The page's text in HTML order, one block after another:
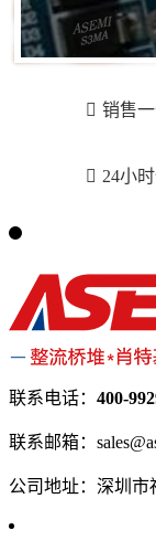
销售一
24小
联系电话： 400-
联系邮箱：
公司地址：深圳市